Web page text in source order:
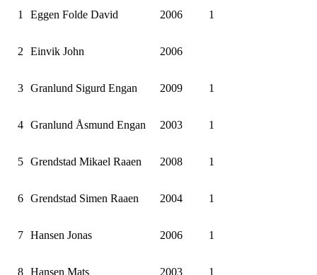
1 Eggen Folde David 2006 1
2 Einvik John 2006
3 Granlund Sigurd Engan 2009 1
4 Granlund Åsmund Engan 2003 1
5 Grendstad Mikael Raaen 2008 1
6 Grendstad Simen Raaen 2004 1
7 Hansen Jonas 2006 1
8 Hansen Mats 2003 1